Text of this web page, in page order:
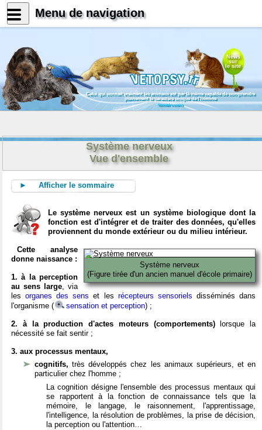
News
sur
le site
Celui qui connait vraiment les animaux est par là même capable de comprendre
pleinement le caractère unique de l'homme
Konrad Lorenz
Système nerveux
Vue d'ensemble
► Afficher le sommaire
Le système nerveux est un système biologique dont la
fonction est d'intégrer et de traiter des données, qu'elles
proviennent du monde extérieur ou du milieu intérieur.
Système nerveux
(Figure tirée d'un ancien manuel d'école primaire)
Cette analyse
donne naissance :
1. à la perception
au sens large, via
lesorganes des sens et les récepteurs sensoriels disséminés dans
l'organisme (
sensation et perception) ;
2. à la production d'actes moteurs (comportements)lorsque la
nécessité se fait sentir ;
3. aux processus mentaux,
cognitifs,très développés chez les animaux supérieurs, et en
particulier chez l'homme ;
La cognition désigne l'ensemble des processus mentaux qui
se rapportent à la fonction de connaissance tels que la
mémoire, le langage, le raisonnement, l'apprentissage,
l'intelligence, la résolution de problèmes, la prise de décision,
la perception ou l'attention…
Menu de navigation